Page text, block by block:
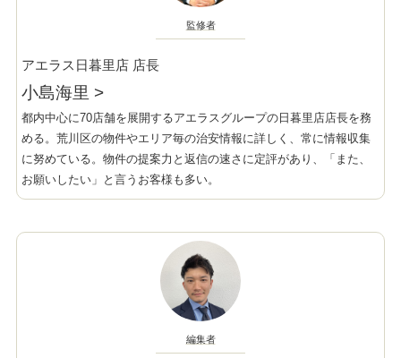
監修者
アエラス日暮里店 店長
小島海里 >
都内中心に70店舗を展開するアエラスグループの日暮里店店長を務
める。荒川区の物件やエリア毎の治安情報に詳しく、常に情報収集
に努めている。物件の提案力と返信の速さに定評があり、「また、
お願いしたい」と言うお客様も多い。
編集者